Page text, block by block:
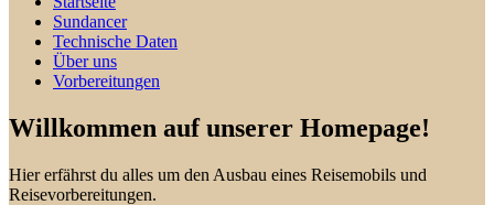
Sundancer
Technische Daten
Über uns
Vorbereitungen
Willkommen auf unserer Homepage!
Hier erfährst du alles um den Ausbau eines Reisemobils und
Reisevorbereitungen.